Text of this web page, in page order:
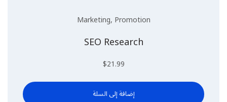
Marketing, Promotion
SEO Research
$21.99
إضافة إلى السلة